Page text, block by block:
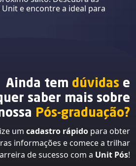
Unit e encontre a ideal para
Ainda tem dúvidas e
saber mais sobre
Pós-graduação?
um cadastro rápido para obter
informações e comece a trilhar
de sucesso com a Unit Pós!